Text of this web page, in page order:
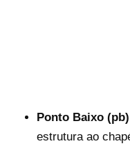
Ponto Baixo
estrutura ao